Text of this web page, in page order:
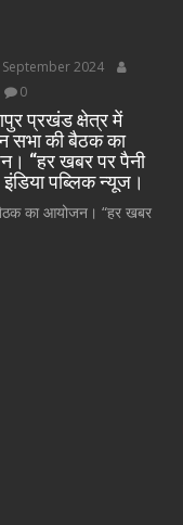
2024
0
प्रखंड क्षेत्र में
सभा की बैठक का
“हर खबर पर पैनी
पब्लिक न्यूज।
का आयोजन। “हर खबर